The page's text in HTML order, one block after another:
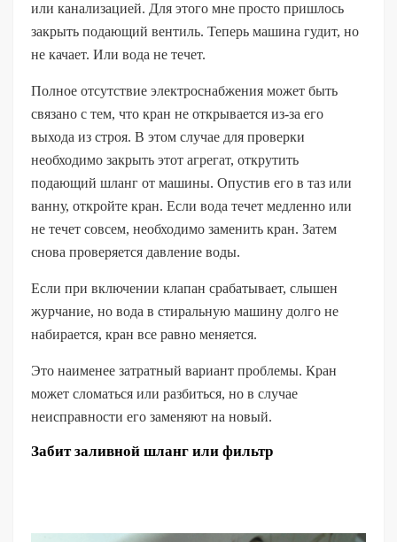
или канализацией. Для этого мне просто пришлось
закрыть подающий вентиль. Теперь машина гудит, но
не качает. Или вода не течет.
Полное отсутствие электроснабжения может быть
связано с тем, что кран не открывается из-за его
выхода из строя. В этом случае для проверки
необходимо закрыть этот агрегат, открутить
подающий шланг от машины. Опустив его в таз или
ванну, откройте кран. Если вода течет медленно или
не течет совсем, необходимо заменить кран. Затем
снова проверяется давление воды.
Если при включении клапан срабатывает, слышен
журчание, но вода в стиральную машину долго не
набирается, кран все равно меняется.
Это наименее затратный вариант проблемы. Кран
может сломаться или разбиться, но в случае
неисправности его заменяют на новый.
Забит заливной шланг или фильтр